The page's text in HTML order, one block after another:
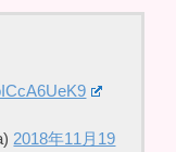
2018年11月19